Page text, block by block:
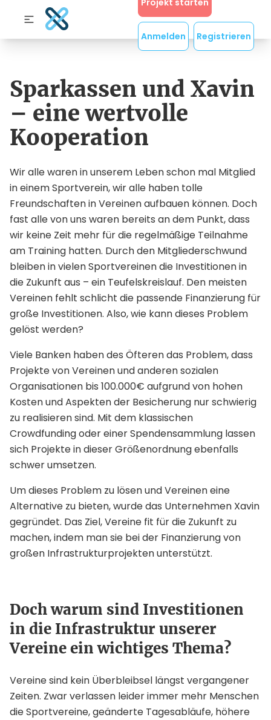
Projekt starten
Anmelden Registrieren
Sparkassen und Xavin
– eine wertvolle
Kooperation
Wir alle waren in unserem Leben schon mal Mitglied
in einem Sportverein, wir alle haben tolle
Freundschaften in Vereinen aufbauen können. Doch
fast alle von uns waren bereits an dem Punkt, dass
wir keine Zeit mehr für die regelmäßige Teilnahme
am Training hatten. Durch den Mitgliederschwund
bleiben in vielen Sportvereinen die Investitionen in
die Zukunft aus – ein Teufelskreislauf. Den meisten
Vereinen fehlt schlicht die passende Finanzierung für
große Investitionen. Also, wie kann dieses Problem
gelöst werden?
Viele Banken haben des Öfteren das Problem, dass
Projekte von Vereinen und anderen sozialen
Organisationen bis 100.000€ aufgrund von hohen
Kosten und Aspekten der Besicherung nur schwierig
zu realisieren sind. Mit dem klassischen
Crowdfunding oder einer Spendensammlung lassen
sich Projekte in dieser Größenordnung ebenfalls
schwer umsetzen.
Um dieses Problem zu lösen und Vereinen eine
Alternative zu bieten, wurde das Unternehmen Xavin
gegründet. Das Ziel, Vereine fit für die Zukunft zu
machen, indem man sie bei der Finanzierung von
großen Infrastrukturprojekten unterstützt.
Doch warum sind Investitionen
in die Infrastruktur unserer
Vereine ein wichtiges Thema?
Vereine sind kein Überbleibsel längst vergangener
Zeiten. Zwar verlassen leider immer mehr Menschen
die Sportvereine, geänderte Tagesabläufe, höhere